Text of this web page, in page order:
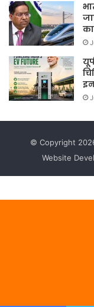
© Copyright
Website